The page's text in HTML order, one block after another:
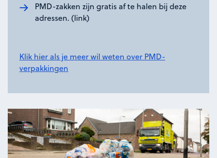
PMD-zakken zijn gratis af te halen bij deze
adressen. (link)
Klik hier als je meer wil weten over PMD-
verpakkingen